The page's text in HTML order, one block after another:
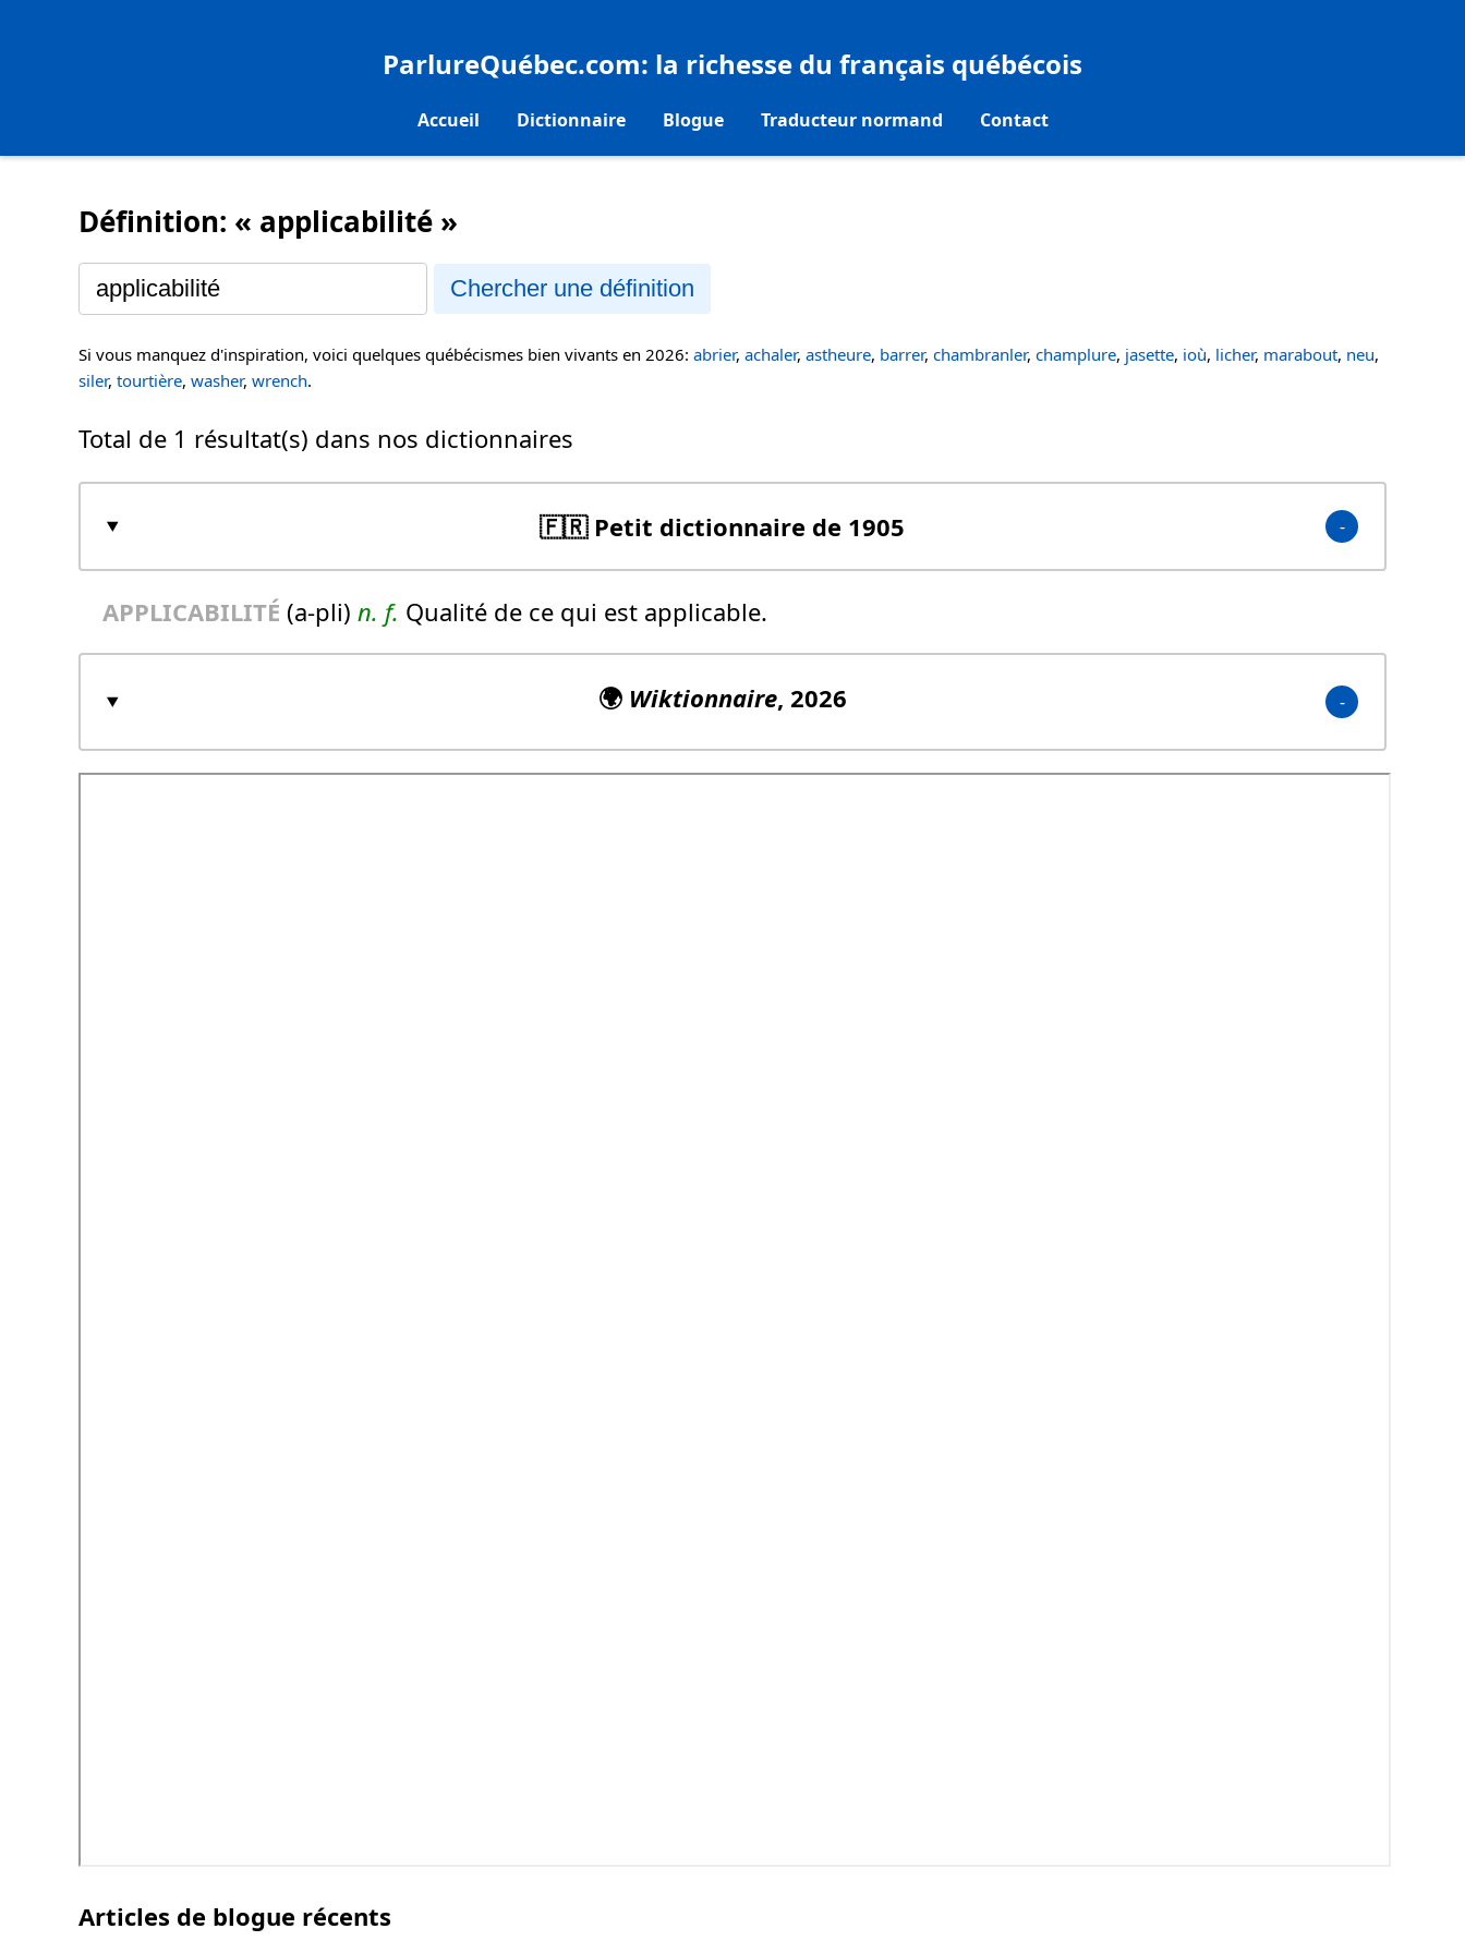
ParlureQuébec.com: la richesse du français québécois
Accueil Dictionnaire Blogue Traducteur normand Contact
Définition: « applicabilité »
Chercher une définition
Si vous manquez d'inspiration, voici quelques québécismes bien vivants en 2026: abrier, achaler, astheure, barrer, chambranler, champlure, jasette, ioù, licher, marabout, neu,
siler, tourtière, washer, wrench.
Total de 1 résultat(s) dans nos dictionnaires
🇫🇷 Petit dictionnaire de 1905
APPLICABILITÉ (a-pli) n. f. Qualité de ce qui est applicable.
🌍 Wiktionnaire, 2026
Articles de blogue récents